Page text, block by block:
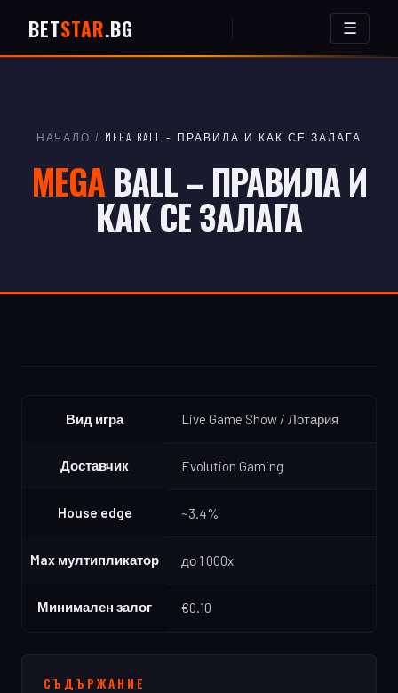
BETSTAR.BG ☰
НАЧАЛО / MEGA BALL – ПРАВИЛА И КАК СЕ ЗАЛАГА
MEGABALL – ПРАВИЛА И
КАК СЕ ЗАЛАГА
Вид игра Live Game Show / Лотария
Доставчик Evolution Gaming
House edge ~3.4%
Max мултипликатор до 1 000x
Минимален залог €0.10
СЪДЪРЖАНИЕ